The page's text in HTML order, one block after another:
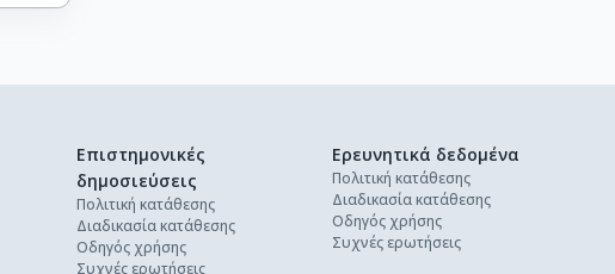
Επιστημονικές
δημοσιεύσεις
Πολιτική κατάθεσης
Διαδικασία κατάθεσης
Οδηγός χρήσης
Συχνές ερωτήσεις
Ερευνητικά δεδομένα
Πολιτική κατάθεσης
Διαδικασία κατάθεσης
Οδηγός χρήσης
Συχνές ερωτήσεις